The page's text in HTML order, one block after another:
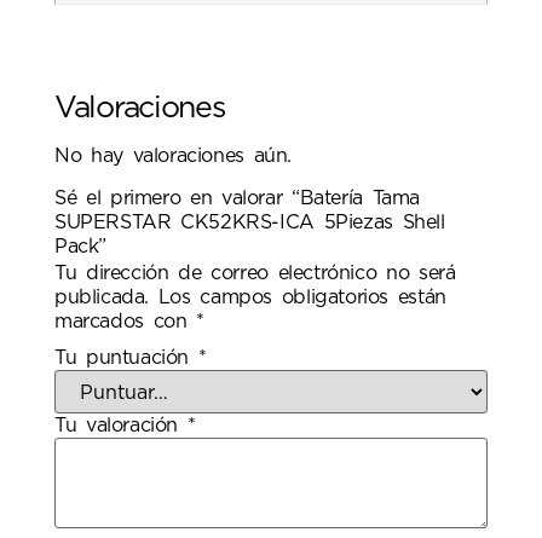
Valoraciones
No hay valoraciones aún.
Sé el primero en valorar “Batería Tama
SUPERSTAR CK52KRS-ICA 5Piezas Shell
Pack”
Tu dirección de correo electrónico no será
publicada.
Los campos obligatorios están
marcados con *
Tu puntuación *
Tu valoración *